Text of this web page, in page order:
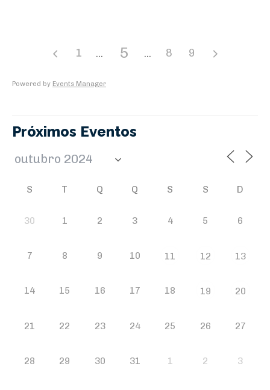
1 5 8 9
Powered by Events Manager
Próximos Eventos
S T Q Q S S D
30 1 2 3 4 5 6
7 8 9 10 11 12 13
14 15 16 17 18 19 20
21 22 23 24 25 26 27
28 29 30 31 1 2 3